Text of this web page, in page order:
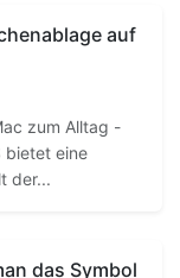
auf
zum Alltag -
bietet eine
der...
das Symbol